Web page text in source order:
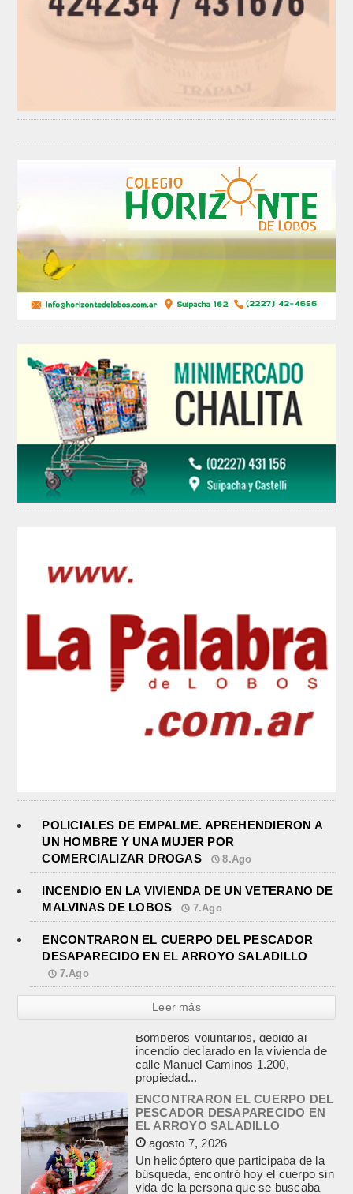
POLICIALES DE EMPALME. APREHENDIERON A
UN HOMBRE Y UNA MUJER POR
COMERCIALIZAR DROGAS
8.Ago
INCENDIO EN LA VIVIENDA DE UN VETERANO DE
MALVINAS DE LOBOS
7.Ago
ENCONTRARON EL CUERPO DEL PESCADOR
DESAPARECIDO EN EL ARROYO SALADILLO
7.Ago
Leer más
ENCONTRARON EL CUERPO DEL
PESCADOR DESAPARECIDO EN
EL ARROYO SALADILLO
Un helicóptero que participaba de la
búsqueda, encontró hoy el cuerpo sin
vida de la persona que se buscaba
en...
LA CAPILLA SAN CAYETANO
COLMADA EN LA MISA CENTRAL